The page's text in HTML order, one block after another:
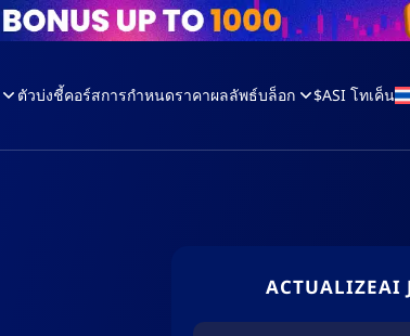
ตัวบ่งชี้คอร์สการกำหนดราคาผลลัพธ์บล็อก $ASI โทเค็น
ACTUALIZEAI